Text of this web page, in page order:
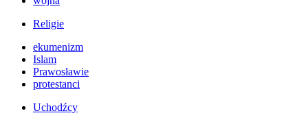
Religie
ekumenizm
Islam
Prawosławie
protestanci
Uchodźcy